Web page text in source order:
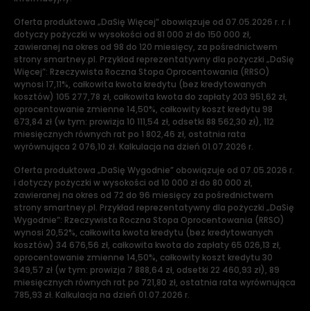
Oferta produktowa „DaSię Więcej” obowiązuje od 07.05.2026 r. r. i
dotyczy pożyczki w wysokości od 81 000 zł do 150 000 zł,
zawieranej na okres od 98 do 120 miesięcy, za pośrednictwem
strony smartney.pl. Przykład reprezentatywny dla pożyczki „DaSię
Więcej”: Rzeczywista Roczna Stopa Oprocentowania (RRSO)
wynosi 17,11%, całkowita kwota kredytu (bez kredytowanych
kosztów) 105 277,78 zł, całkowita kwota do zapłaty 203 951,62 zł,
oprocentowanie zmienne 14,50%, całkowity koszt kredytu 98
673,84 zł (w tym: prowizja 10 111,54 zł, odsetki 88 562,30 zł), 112
miesięcznych równych rat po 1 802,46 zł, ostatnia rata
wyrównująca 2 076,10 zł. Kalkulacja na dzień 01.07.2026 r.
Oferta produktowa „DaSię Wygodnie” obowiązuje od 07.05.2026 r.
i dotyczy pożyczki w wysokości od 10 000 zł do 80 000 zł,
zawieranej na okres od 72 do 96 miesięcy za pośrednictwem
strony smartney.pl. Przykład reprezentatywny dla pożyczki „DaSię
Wygodnie”: Rzeczywista Roczna Stopa Oprocentowania (RRSO)
wynosi 20,52%, całkowita kwota kredytu (bez kredytowanych
kosztów) 34 676,56 zł, całkowita kwota do zapłaty 65 026,13 zł,
oprocentowanie zmienne 14,50%, całkowity koszt kredytu 30
349,57 zł (w tym: prowizja 7 888,64 zł, odsetki 22 460,93 zł), 89
miesięcznych równych rat po 721,80 zł, ostatnia rata wyrównująca
785,93 zł. Kalkulacja na dzień 01.07.2026 r.